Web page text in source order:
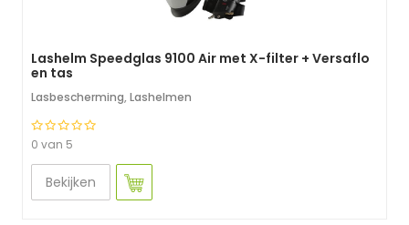
Lashelm Speedglas 9100 Air met X-filter + Versaflo
en tas
Lasbescherming, Lashelmen
0 van 5
Bekijken